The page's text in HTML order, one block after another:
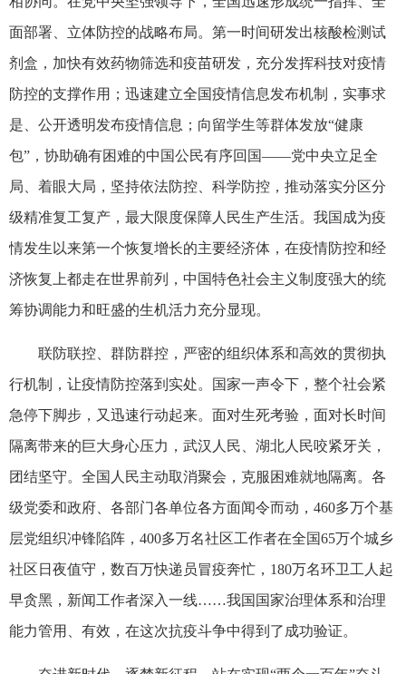
面部署、立体防控的战略布局。第一时间研发出核酸检测试
剂盒，加快有效药物筛选和疫苗研发，充分发挥科技对疫情
防控的支撑作用；迅速建立全国疫情信息发布机制，实事求
是、公开透明发布疫情信息；向留学生等群体发放“健康
包”，协助确有困难的中国公民有序回国——党中央立足全
局、着眼大局，坚持依法防控、科学防控，推动落实分区分
级精准复工复产，最大限度保障人民生产生活。我国成为疫
情发生以来第一个恢复增长的主要经济体，在疫情防控和经
济恢复上都走在世界前列，中国特色社会主义制度强大的统
筹协调能力和旺盛的生机活力充分显现。
联防联控、群防群控，严密的组织体系和高效的贯彻执
行机制，让疫情防控落到实处。国家一声令下，整个社会紧
急停下脚步，又迅速行动起来。面对生死考验，面对长时间
隔离带来的巨大身心压力，武汉人民、湖北人民咬紧牙关，
团结坚守。全国人民主动取消聚会，克服困难就地隔离。各
级党委和政府、各部门各单位各方面闻令而动，460多万个基
层党组织冲锋陷阵，400多万名社区工作者在全国65万个城乡
社区日夜值守，数百万快递员冒疫奔忙，180万名环卫工人起
早贪黑，新闻工作者深入一线……我国国家治理体系和治理
能力管用、有效，在这次抗疫斗争中得到了成功验证。